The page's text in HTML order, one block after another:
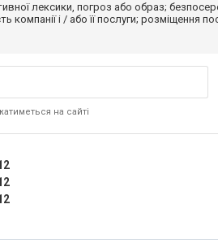
лексики, погроз або образ;
компанії і / або її послуги; розміщення
на сайті